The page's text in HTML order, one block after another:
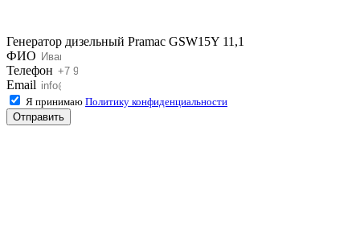
Генератор дизельный Pramac GSW15Y 11,1
ФИО
Телефон
Email
Я принимаю Политику конфиденциальности
Отправить